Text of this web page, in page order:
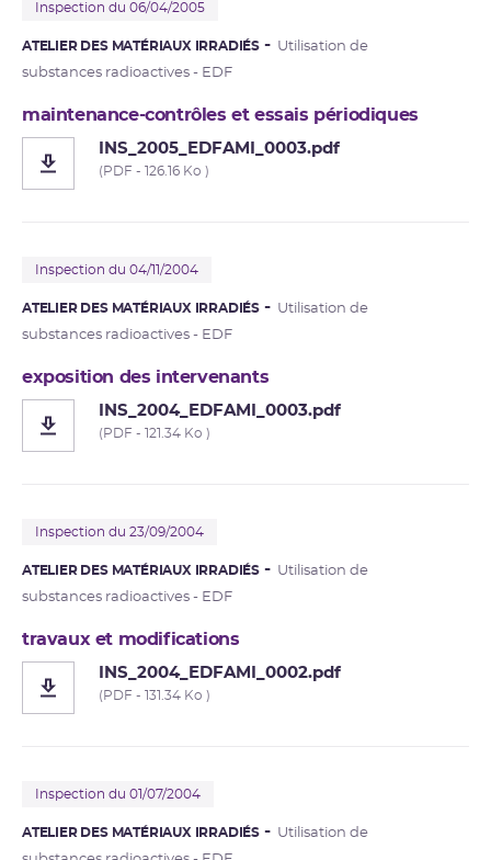
Inspection du 06/04/2005
ATELIER DES MATÉRIAUX IRRADIÉS
Utilisation de
substances radioactives - EDF
maintenance-contrôles et essais périodiques
INS_2005_EDFAMI_0003.pdf
(PDF - 126.16 Ko )
Inspection du 04/11/2004
ATELIER DES MATÉRIAUX IRRADIÉS
Utilisation de
substances radioactives - EDF
exposition des intervenants
INS_2004_EDFAMI_0003.pdf
(PDF - 121.34 Ko )
Inspection du 23/09/2004
ATELIER DES MATÉRIAUX IRRADIÉS
Utilisation de
substances radioactives - EDF
travaux et modifications
INS_2004_EDFAMI_0002.pdf
(PDF - 131.34 Ko )
Inspection du 01/07/2004
ATELIER DES MATÉRIAUX IRRADIÉS
Utilisation de